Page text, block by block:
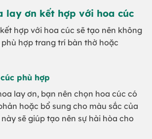
lay ơn kết hợp với hoa cúc
hợp với hoa cúc sẽ tạo nên không
hợp trang trí bàn thờ hoặc
phù hợp
lay ơn, bạn nên chọn hoa cúc có
hoặc bổ sung cho màu sắc của
sẽ giúp tạo nên sự hài hòa cho